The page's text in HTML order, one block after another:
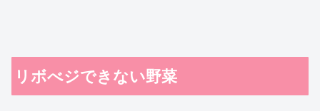
リボべジできない野菜